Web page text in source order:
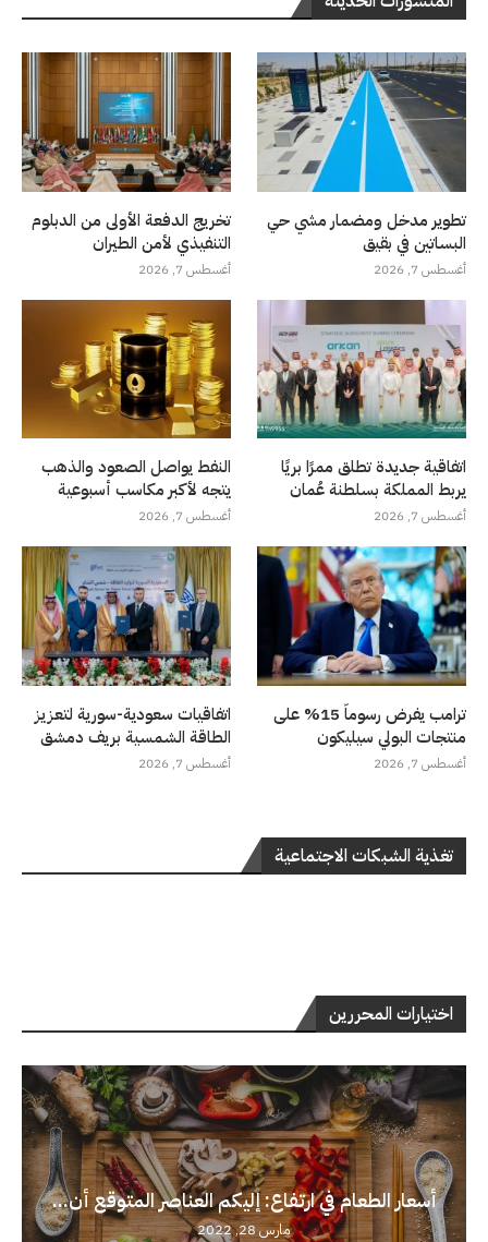
تطوير مدخل ومضمار مشي حي
البساتين في بقيق
أغسطس 7, 2026
تخريج الدفعة الأولى من الدبلوم
التنفيذي لأمن الطيران
أغسطس 7, 2026
اتفاقية جديدة تطلق ممرًا بريًا
يربط المملكة بسلطنة عُمان
أغسطس 7, 2026
النفط يواصل الصعود والذهب
يتجه لأكبر مكاسب أسبوعية
أغسطس 7, 2026
ترامب يفرض رسوماً 15% على
منتجات البولي سيليكون
أغسطس 7, 2026
اتفاقيات سعودية-سورية لتعزيز
الطاقة الشمسية بريف دمشق
أغسطس 7, 2026
تغذية الشبكات الاجتماعية
اختيارات المحررين
أسعار الطعام في ارتفاع: إليكم العناصر المتوقع أن...
مارس 28, 2022